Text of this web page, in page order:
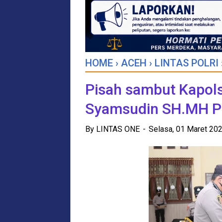
HOME › ACEH › LINTAS POLRI
Pisah sambut
Syamsudin SH.MH
By LINTAS ONE Selasa, 01 Maret